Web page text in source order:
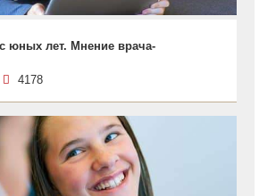
юных лет. Мнение врача-
4178